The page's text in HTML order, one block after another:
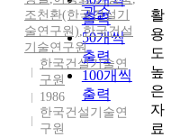
관순
출력
50개씩
출력
100개씩
출력
조천환(한국건설기
술연구원),한국건설
기술연구원
한국건설기술연
구원
1986
한국건설기술연
구원
활
용
도
높
은
자
료